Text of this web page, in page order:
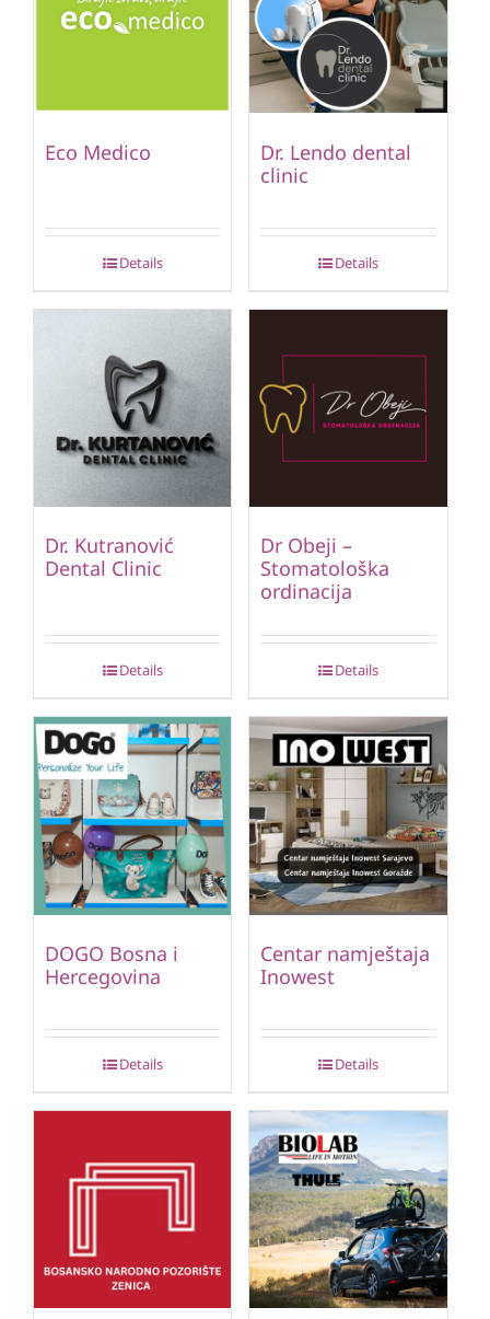
Eco Medico
Details
Dr. Lendo dental
clinic
Details
Dr. Kutranović
Dental Clinic
Details
Dr Obeji –
Stomatološka
ordinacija
Details
DOGO Bosna i
Hercegovina
Details
Centar namještaja
Inowest
Details